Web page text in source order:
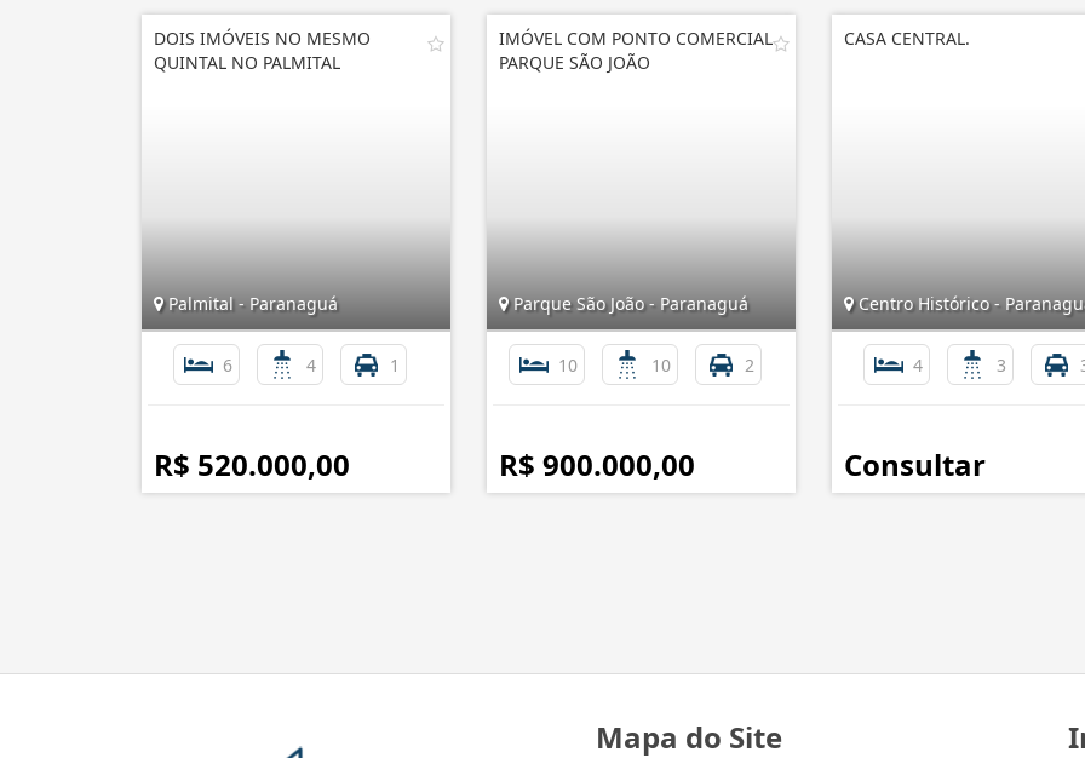
DOIS IMÓVEIS NO MESMO
QUINTAL NO PALMITAL
Palmital - Paranaguá
6 4 1
R$ 520.000,00
IMÓVEL COM PONTO COMERCIAL
PARQUE SÃO JOÃO
Parque São João - Paranaguá
10 10 2
R$ 900.000,00
CASA CENTRAL.
Centro Histórico -
4 3
Consultar
Mapa do Site